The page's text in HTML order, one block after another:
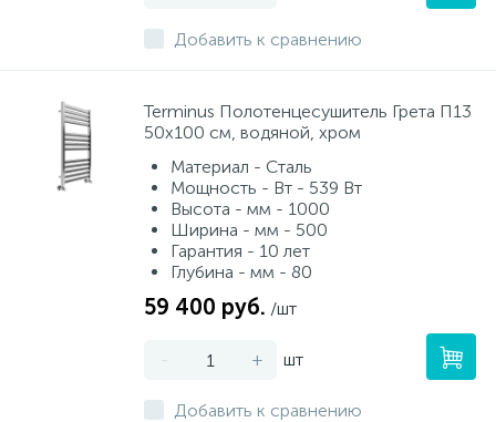
Добавить к сравнению
Terminus Полотенцесушитель Грета П13
50х100 см, водяной, хром
Материал - Сталь
Мощность - Вт - 539 Вт
Высота - мм - 1000
Ширина - мм - 500
Гарантия - 10 лет
Глубина - мм - 80
59 400 руб. /шт
- + шт
Добавить к сравнению